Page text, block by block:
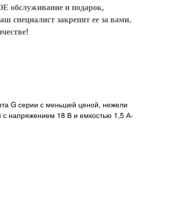
и подарок,
специалист закрепит ее за вами.
G серии с меньшей ценой, нежели
с напряжением 18 В и емкостью 1,5 А-